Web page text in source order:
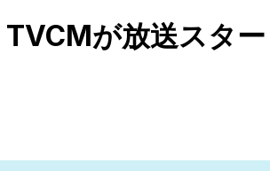
が放送スタ